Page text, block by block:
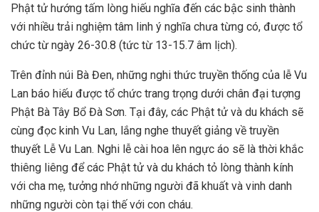
Phật tử hướng tấm lòng hiếu nghĩa đến các bậc sinh thành
với nhiều trải nghiệm tâm linh ý nghĩa chưa từng có, được tổ
chức từ ngày 26-30.8 (tức từ 13-15.7 âm lịch).
Trên đỉnh núi Bà Đen, những nghi thức truyền thống của lễ Vu
Lan báo hiếu được tổ chức trang trọng dưới chân đại tượng
Phật Bà Tây Bổ Đà Sơn. Tại đây, các Phật tử và du khách sẽ
cùng đọc kinh Vu Lan, lắng nghe thuyết giảng về truyền
thuyết Lễ Vu Lan. Nghi lễ cài hoa lên ngực áo sẽ là thời khắc
thiêng liêng để các Phật tử và du khách tỏ lòng thành kính
với cha mẹ, tưởng nhớ những người đã khuất và vinh danh
những người còn tại thế với con cháu.